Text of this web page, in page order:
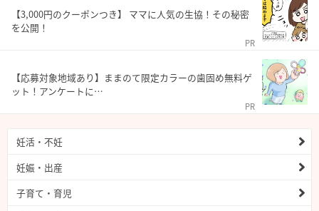
【3,000円のクーポンつき】 ママに人気の生協！その秘密
を公開！
PR
【応募対象地域あり】ままのて限定カラーの歯固め無料ゲ
ット！アンケートに…
PR
妊活・不妊
妊娠・出産
子育て・育児